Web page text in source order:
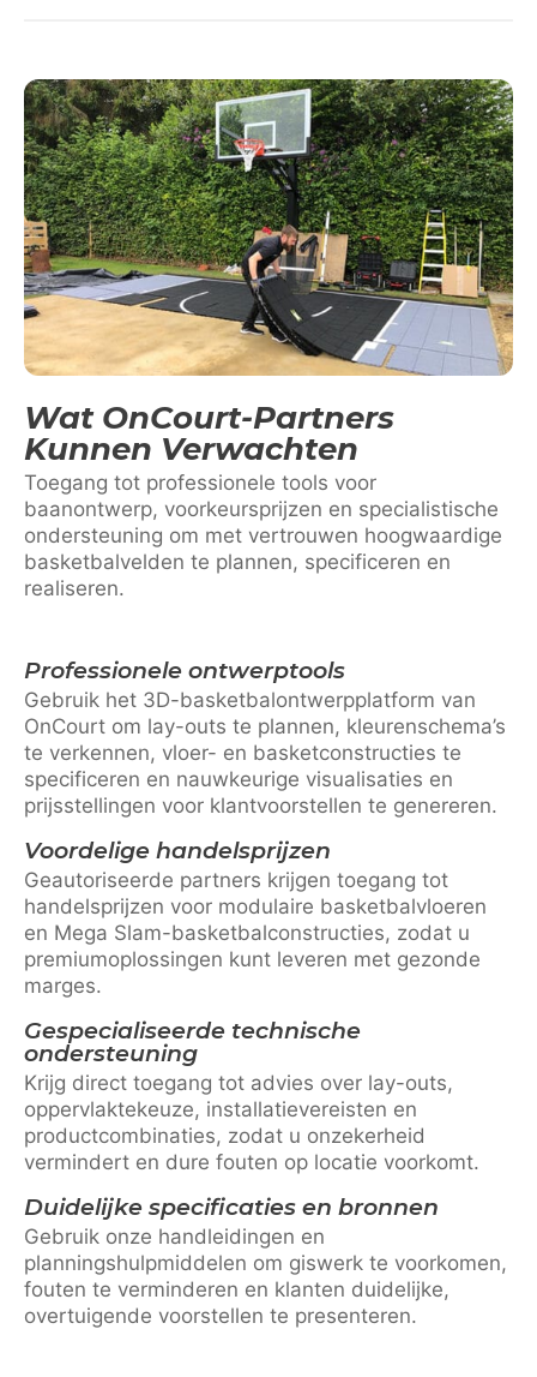
Wat OnCourt-Partners
Kunnen Verwachten
Toegang tot professionele tools voor
baanontwerp, voorkeursprijzen en specialistische
ondersteuning om met vertrouwen hoogwaardige
basketbalvelden te plannen, specificeren en
realiseren.
Professionele ontwerptools
Gebruik het 3D-basketbalontwerpplatform van
OnCourt om lay-outs te plannen, kleurenschema’s
te verkennen, vloer- en basketconstructies te
specificeren en nauwkeurige visualisaties en
prijsstellingen voor klantvoorstellen te genereren.
Voordelige handelsprijzen
Geautoriseerde partners krijgen toegang tot
handelsprijzen voor modulaire basketbalvloeren
en Mega Slam-basketbalconstructies, zodat u
premiumoplossingen kunt leveren met gezonde
marges.
Gespecialiseerde technische
ondersteuning
Krijg direct toegang tot advies over lay-outs,
oppervlaktekeuze, installatievereisten en
productcombinaties, zodat u onzekerheid
vermindert en dure fouten op locatie voorkomt.
Duidelijke specificaties en bronnen
Gebruik onze handleidingen en
planningshulpmiddelen om giswerk te voorkomen,
fouten te verminderen en klanten duidelijke,
overtuigende voorstellen te presenteren.